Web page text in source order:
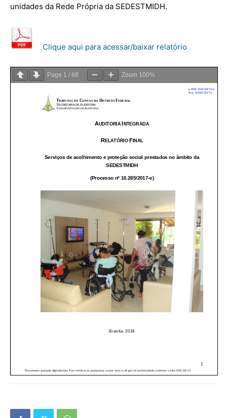
unidades da Rede Própria da SEDESTMIDH.
Clique aqui para acessar/baixar relatório
Page 1 / 88 Zoom 100%